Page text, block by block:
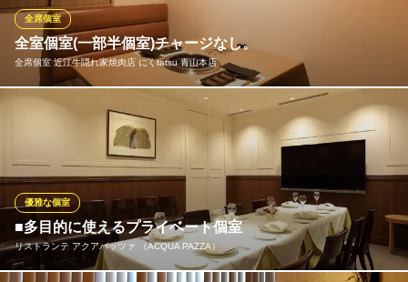
すっぽんもご用意できます。
日本料理 花・味兆
日本料理・会席・和食
都営大江戸線青山一丁目駅5番出口 徒歩1分
東京都港区南青山2-4-4 南青山コアパレス1F
全室個室(一部半個室)チャージなし。
全席個室 近江牛隠れ家焼肉店 にくtatsu 青山本店
全席個室
個室タイプでお隣と壁を必ず挟みます。全て4名様以上のお席で通
常の1.5倍以上の空間をとり、余裕を持った対面にならないお席の
セッティングでご案内します。その為、通常よりもご案内できる
組数が少なくなる場合があります。密集を避けるため、ご了承く
ださい。
全席個室 近江牛隠れ家焼肉店 にくtatsu 青山本店
完全個室 焼肉 外苑前
地下鉄銀座線外苑前駅3番出口 徒歩5分
■多目的に使えるプライベート個室
リストランテ アクアパッツァ （ACQUA PAZZA）
優雅な個室